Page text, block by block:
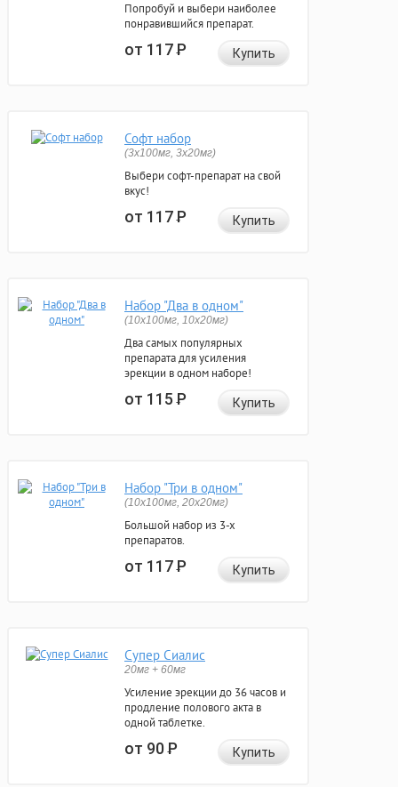
Попробуй и выбери наиболее
понравившийся препарат.
от 117Р Купить
Софт набор
(3x100мг, 3x20мг)
Выбери софт-препарат на свой
вкус!
от 117Р Купить
Набор "Два в одном"
(10x100мг, 10x20мг)
Два самых популярных
препарата для усиления
эрекции в одном наборе!
от 115Р Купить
Набор "Три в одном"
(10x100мг, 20x20мг)
Большой набор из 3-х
препаратов.
от 117Р Купить
Супер Сиалис
20мг + 60мг
Усиление эрекции до 36 часов и
продление полового акта в
одной таблетке.
от 90Р Купить